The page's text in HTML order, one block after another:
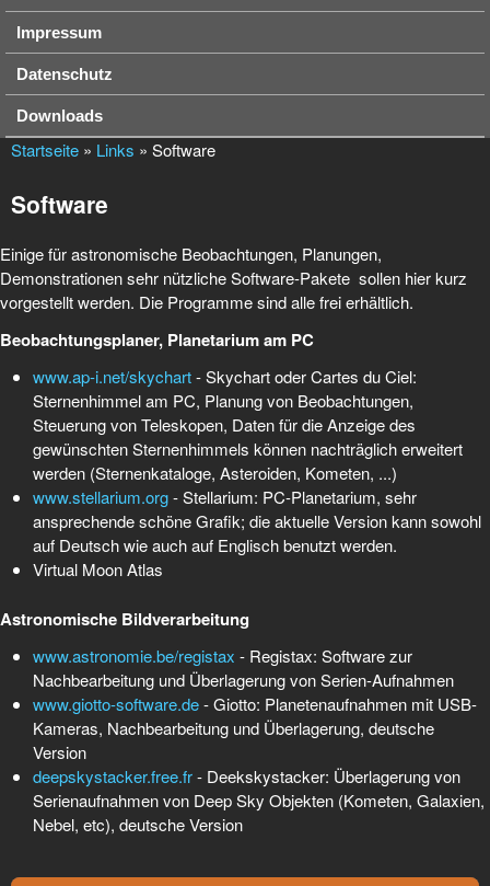
Impressum
Datenschutz
Downloads
Startseite » Links » Software
Software
Einige für astronomische Beobachtungen, Planungen,
Demonstrationen sehr nützliche Software-Pakete sollen hier kurz
vorgestellt werden. Die Programme sind alle frei erhältlich.
Beobachtungsplaner, Planetarium am PC
www.ap-i.net/skychart- Skychart oder Cartes du Ciel:
Sternenhimmel am PC, Planung von Beobachtungen,
Steuerung von Teleskopen, Daten für die Anzeige des
gewünschten Sternenhimmels können nachträglich erweitert
werden (Sternenkataloge, Asteroiden, Kometen, ...)
www.stellarium.org- Stellarium: PC-Planetarium, sehr
ansprechende schöne Grafik; die aktuelle Version kann sowohl
auf Deutsch wie auch auf Englisch benutzt werden.
Virtual Moon Atlas
Astronomische Bildverarbeitung
www.astronomie.be/registax - Registax: Software zur
Nachbearbeitung und Überlagerung von Serien-Aufnahmen
www.giotto-software.de- Giotto: Planetenaufnahmen mit USB-
Kameras, Nachbearbeitung und Überlagerung, deutsche
Version
deepskystacker.free.fr- Deekskystacker: Überlagerung von
Serienaufnahmen von Deep Sky Objekten (Kometen, Galaxien,
Nebel, etc), deutsche Version